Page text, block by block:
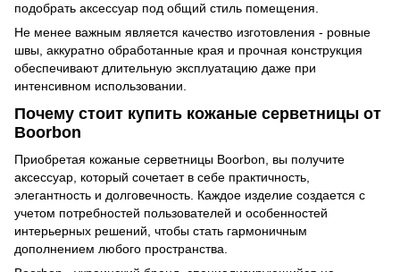
подобрать аксессуар под общий стиль помещения.
Не менее важным является качество изготовления - ровные
швы, аккуратно обработанные края и прочная конструкция
обеспечивают длительную эксплуатацию даже при
интенсивном использовании.
Почему стоит купить кожаные серветницы от
Boorbon
Приобретая кожаные серветницы Boorbon, вы получите
аксессуар, который сочетает в себе практичность,
элегантность и долговечность. Каждое изделие создается с
учетом потребностей пользователей и особенностей
интерьерных решений, чтобы стать гармоничным
дополнением любого пространства.